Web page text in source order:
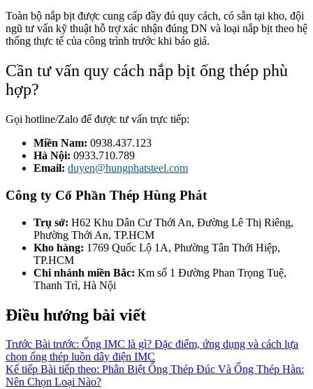
Toàn bộ nắp bịt được cung cấp đầy đủ quy cách, có sẵn tại kho, đội
ngũ tư vấn kỹ thuật hỗ trợ xác nhận đúng DN và loại nắp bịt theo hệ
thống thực tế của công trình trước khi báo giá.
Cần tư vấn quy cách nắp bịt ống thép phù
hợp?
Gọi hotline/Zalo để được tư vấn trực tiếp:
Miền Nam: 0938.437.123
Hà Nội: 0933.710.789
Email: duyen@hungphatsteel.com
Công ty Cổ Phần Thép Hùng Phát
Trụ sở: H62 Khu Dân Cư Thới An, Đường Lê Thị Riêng,
Phường Thới An, TP.HCM
Kho hàng: 1769 Quốc Lộ 1A, Phường Tân Thới Hiệp,
TP.HCM
Chi nhánh miền Bắc: Km số 1 Đường Phan Trọng Tuệ,
Thanh Trì, Hà Nội
Điều hướng bài viết
Trước Bài trước: Ống IMC là gì? Đặc điểm, ứng dụng và cách lựa
chọn ống thép luồn dây điện IMC
Kế tiếp Bài tiếp theo: Phân Biệt Ống Thép Đúc Và Ống Thép Hàn:
Nên Chọn Loại Nào?